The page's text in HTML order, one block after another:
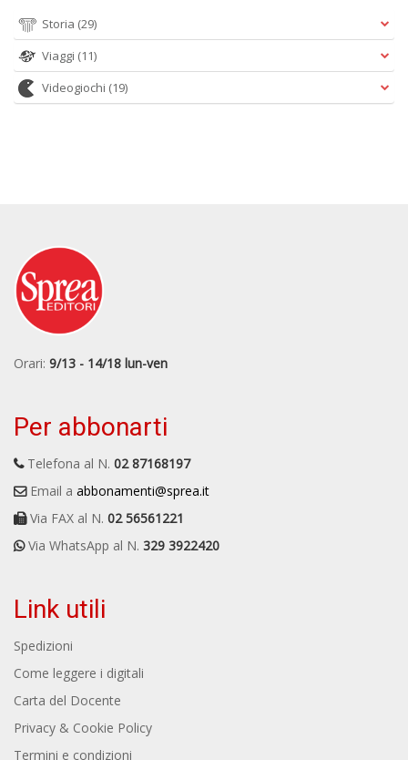
Storia (29)
Viaggi (11)
Videogiochi (19)
Orari: 9/13 - 14/18 lun-ven
Per abbonarti
Telefona al N. 02 87168197
Email a abbonamenti@sprea.it
Via FAX al N. 02 56561221
Via WhatsApp al N. 329 3922420
Link utili
Spedizioni
Come leggere i digitali
Carta del Docente
Privacy & Cookie Policy
Termini e condizioni